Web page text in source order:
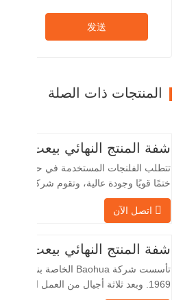
发送
المنتجات ذات الصلة
شفة المنتج النهائي بيعت
تتطلب الفلنجات المستخدمة في حقول النفط
الخاصة بنا بمعالجة الفلنجات في حقول النفط
لسنوات عديدة وتقوم بتصديرها بشكل غير
لأن الصناعة المحلية ليست مثالية، فإننا نريد
الاستيراد والتصدير مباشرة مع العملاء
الأجانب،…
اتصل الآن
شفة المنتج النهائي بيعت
تأسست شركة Baohua الخاصة بنا في عام
1969. وبعد ثلاثة أجيال من العمل الشاق،